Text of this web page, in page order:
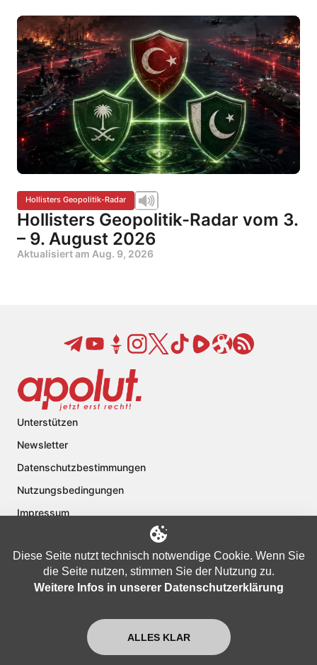
Hollisters Geopolitik-Radar
Hollisters Geopolitik-Radar vom 3.
– 9. August 2026
Aktualisiert am Aug. 9, 2026
Unterstützen
Newsletter
Datenschutzbestimmungen
Nutzungsbedingungen
Impressum
Kontakt
Über apolut
Copyright © 2024 apolut | Jetzt erst recht!. Published apolut Creatives
Diese Seite nutzt technisch notwendige Cookie. Wenn Sie
die Seite nutzen, stimmen Sie der Nutzung zu.
Weitere Infos in unserer Datenschutzerklärung
ALLES KLAR